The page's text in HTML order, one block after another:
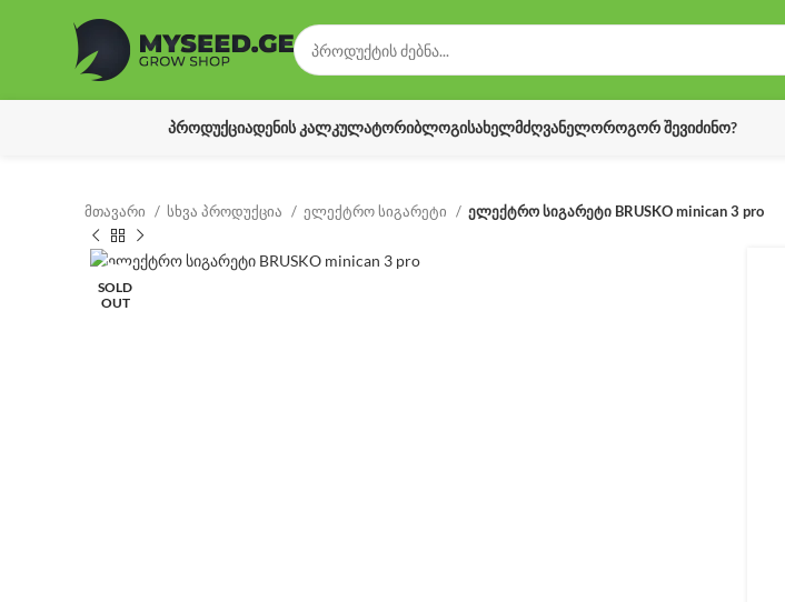
ᲞᲠᲝᲓᲣᲥᲪᲘᲐᲓᲔᲜᲘᲡ ᲙᲐᲚᲙᲣᲚᲐᲢᲝᲠᲘᲑᲚᲝᲒᲘᲡᲐᲮᲔᲚᲛᲫᲦᲕᲐᲜᲔᲚᲝᲠᲝᲒᲝᲠ ᲨᲔᲕᲘᲫᲘᲜᲝ?
მთავარი სხვა პროდუქცია ელექტრო სიგარეტი ელექტრო სიგარეტი BRUSKO minican 3 pro
SOLD
OUT